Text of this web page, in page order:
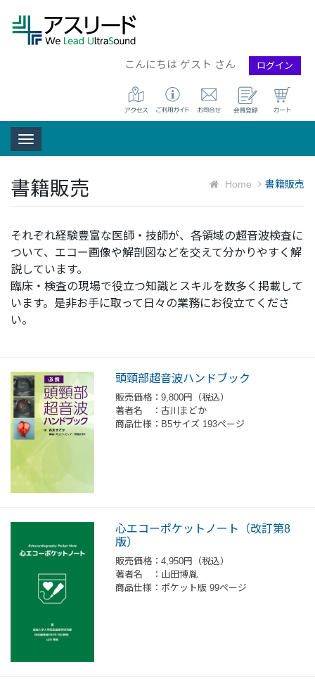
こんにちは ゲスト さん ログイン
Toggle navigation
書籍販売 Home 書籍販売
それぞれ経験豊富な医師・技師が、各領域の超音波検査に
ついて、エコー画像や解剖図などを交えて分かりやすく解
説しています。
臨床・検査の現場で役立つ知識とスキルを数多く掲載して
います。是非お手に取って日々の業務にお役立てくださ
い。
頭頸部超音波ハンドブック
販売価格：9,800円（税込）
著者名 ：古川まどか
商品仕様：B5サイズ 193ページ
心エコーポケットノート（改訂第8
版）
販売価格：4,950円（税込）
著者名 ：山田博胤
商品仕様：ポケット版 99ページ